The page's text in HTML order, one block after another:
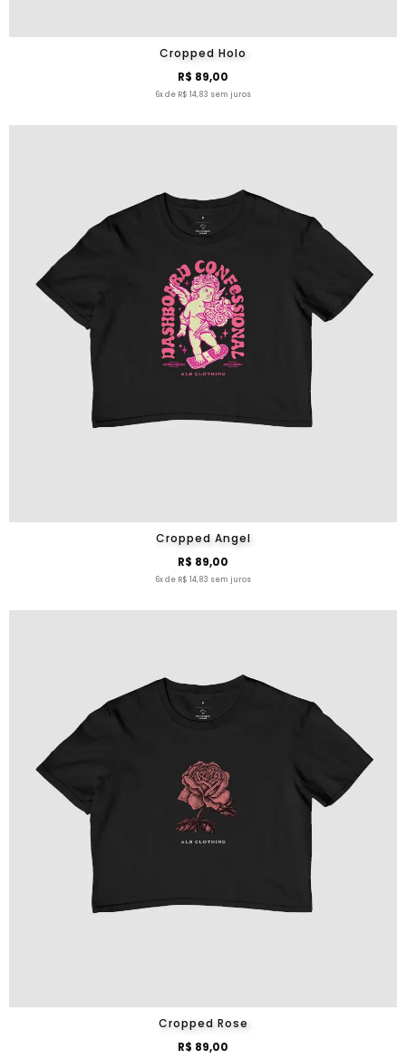
Cropped Holo
R$ 89,00
6x de R$ 14,83 sem juros
Cropped Angel
R$ 89,00
6x de R$ 14,83 sem juros
Cropped Rose
R$ 89,00